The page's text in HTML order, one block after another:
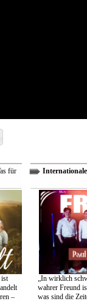
für
–
„In wirklich
wahrer Freund
was sind die